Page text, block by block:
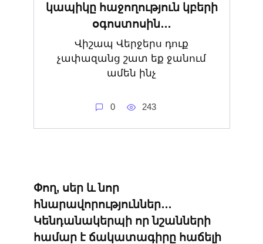
կապիկը հաջողություն կբերի
օգոստոսին․․․
Վիշապ Վերջերս դուք
չափազանց շատ եք ջանում
ամեն ինչ
0 243
Փող, սեր և նոր
հնարավորություններ․․․
Կենդանակերպի որ նշանների
համար է ճակատագիրը հաճելի